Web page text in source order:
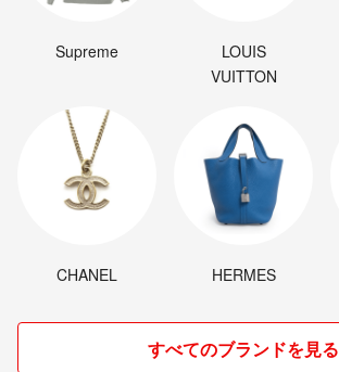
Supreme
LOUIS
VUITTON
CHANEL HERMES
すべてのブランドを見る